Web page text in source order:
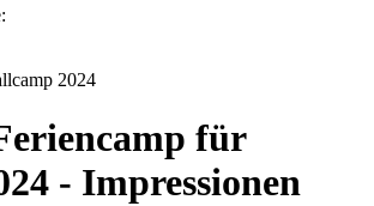
2024
für
- Impressionen